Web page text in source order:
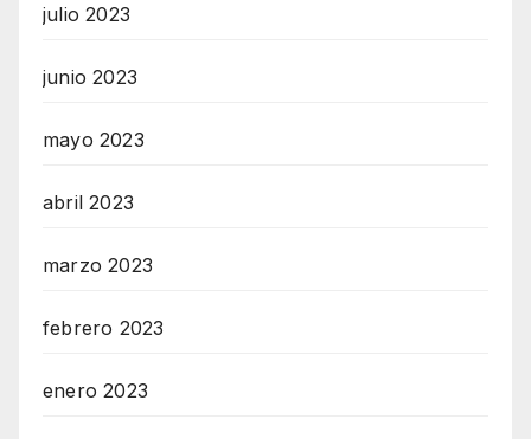
julio 2023
junio 2023
mayo 2023
abril 2023
marzo 2023
febrero 2023
enero 2023